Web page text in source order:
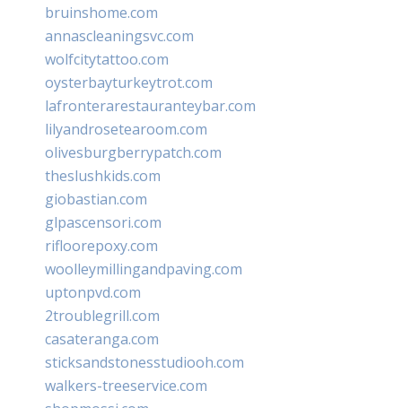
bruinshome.com
annascleaningsvc.com
wolfcitytattoo.com
oysterbayturkeytrot.com
lafronterarestauranteybar.com
lilyandrosetearoom.com
olivesburgberrypatch.com
theslushkids.com
giobastian.com
glpascensori.com
rifloorepoxy.com
woolleymillingandpaving.com
uptonpvd.com
2troublegrill.com
casateranga.com
sticksandstonesstudiooh.com
walkers-treeservice.com